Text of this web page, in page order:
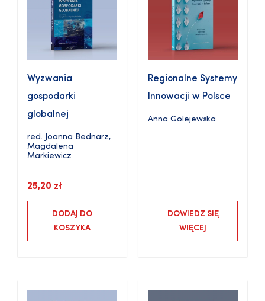
Wyzwania
gospodarki
globalnej
red. Joanna Bednarz,
Magdalena
Markiewicz
25,20 zł
DODAJ DO
KOSZYKA
Regionalne Systemy
Innowacji w Polsce
Anna Golejewska
DOWIEDZ SIĘ
WIĘCEJ